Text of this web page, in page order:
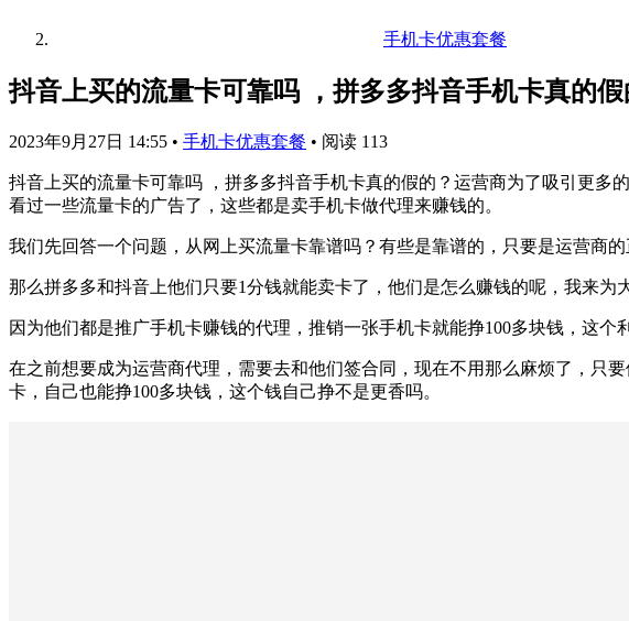
手机卡优惠套餐
抖音上买的流量卡可靠吗 ，拼多多抖音手机卡真的假
2023年9月27日 14:55 • 手机卡优惠套餐 • 阅读 113
抖音上买的流量卡可靠吗 ，拼多多抖音手机卡真的假的？运营商为了吸引更
看过一些流量卡的广告了，这些都是卖手机卡做代理来赚钱的。
我们先回答一个问题，从网上买流量卡靠谱吗？有些是靠谱的，只要是运营商
那么拼多多和抖音上他们只要1分钱就能卖卡了，他们是怎么赚钱的呢，我来为
因为他们都是推广手机卡赚钱的代理，推销一张手机卡就能挣100多块钱，这个
在之前想要成为运营商代理，需要去和他们签合同，现在不用那么麻烦了，只要
卡，自己也能挣100多块钱，这个钱自己挣不是更香吗。